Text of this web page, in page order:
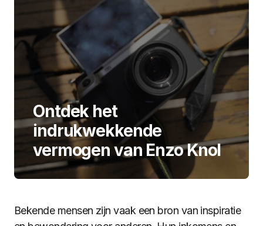
Ontdek het
indrukwekkende
vermogen van Enzo Knol
Bekende mensen zijn vaak een bron van inspiratie